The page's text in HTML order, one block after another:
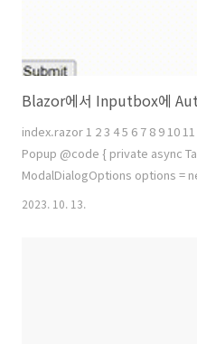
Blazor에서 Inputbox에
index.razor 1 2 3 4 5 6 7 8 9 10
Popup @code { private async
ModalDialogOptions options =
BackgroundClickToClose = false,
2023. 10. 13.